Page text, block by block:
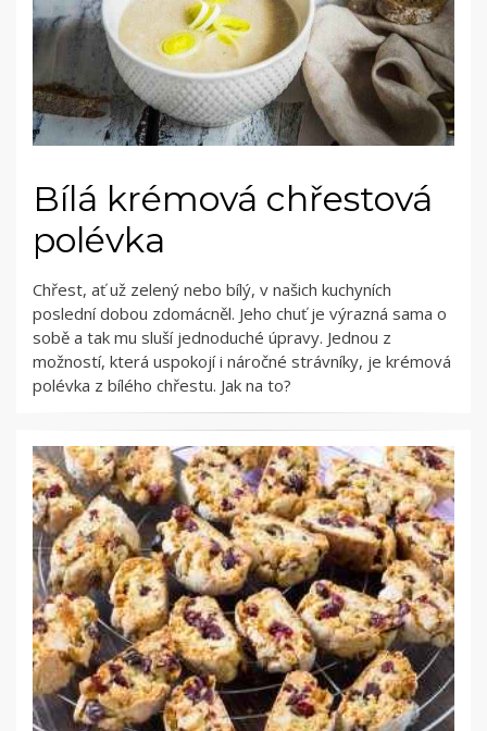
Bílá krémová chřestová
polévka
Chřest, ať už zelený nebo bílý, v našich kuchyních
poslední dobou zdomácněl. Jeho chuť je výrazná sama o
sobě a tak mu sluší jednoduché úpravy. Jednou z
možností, která uspokojí i náročné strávníky, je krémová
polévka z bílého chřestu. Jak na to?